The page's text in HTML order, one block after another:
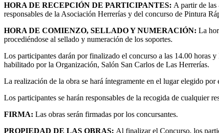
HORA DE RECEPCIÓN DE PARTICIPANTES: A partir de las
responsables de la Asociación Herrerías y del concurso de Pintura
HORA DE COMIENZO, SELLADO Y NUMERACIÓN: La
procediéndose al sellado y numeración de los soportes.
Los participantes darán por finalizado el concurso a las 14.00 horas
habilitado por la Organización, Salón San Carlos de Las Herrerías.
La realización de la obra se hará íntegramente en el lugar elegido
Los participantes se harán responsables de la recogida de cualquier
FIRMA: Las obras serán firmadas por los concursantes.
PROPIEDAD DE LAS OBRAS: Al finalizar el Concurso, los